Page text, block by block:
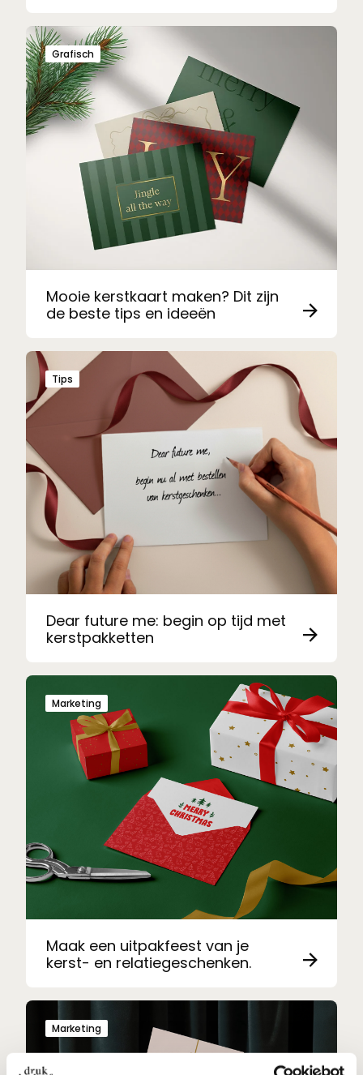
Mooie kerstkaart maken? Dit zijn
de beste tips en ideeën
Grafisch
Dear future me: begin op tijd met
kerstpakketten
Tips
Maak een uitpakfeest van je
kerst- en relatiegeschenken.
Marketing
Marketing